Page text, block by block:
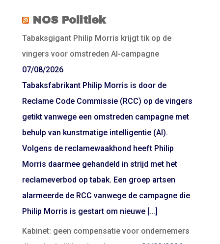
NOS Politiek
Tabaksgigant Philip Morris krijgt tik op de
vingers voor omstreden AI-campagne
07/08/2026
Tabaksfabrikant Philip Morris is door de
Reclame Code Commissie (RCC) op de vingers
getikt vanwege een omstreden campagne met
behulp van kunstmatige intelligentie (AI).
Volgens de reclamewaakhond heeft Philip
Morris daarmee gehandeld in strijd met het
reclameverbod op tabak. Een groep artsen
alarmeerde de RCC vanwege de campagne die
Philip Morris is gestart om nieuwe […]
Kabinet: geen compensatie voor ondernemers